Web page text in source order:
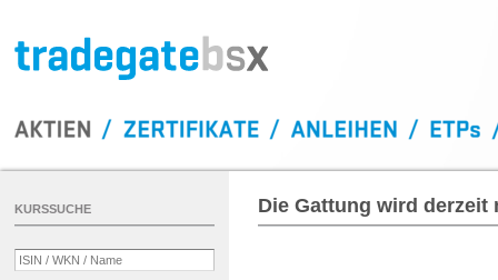
Die Gattung wird derzeit
KURSSUCHE